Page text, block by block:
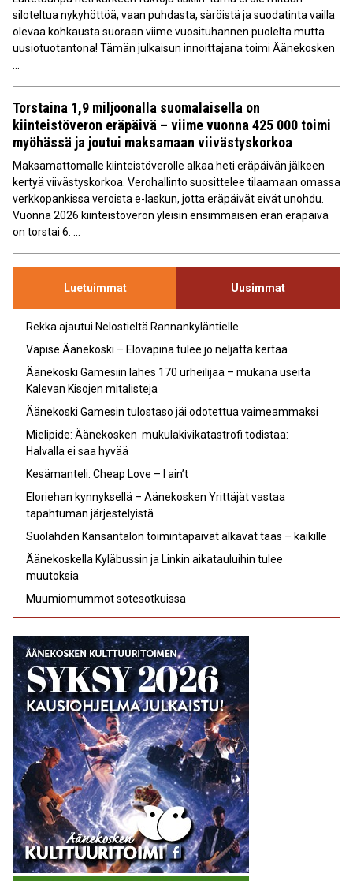
siloteltua nykyhöttöä, vaan puhdasta, säröistä ja suodatinta vailla
olevaa kohkausta suoraan viime vuosituhannen puolelta mutta
uusiotuotantona! Tämän julkaisun innoittajana toimi Äänekosken
...
Torstaina 1,9 miljoonalla suomalaisella on
kiinteistöveron eräpäivä – viime vuonna 425 000 toimi
myöhässä ja joutui maksamaan viivästyskorkoa
Maksamattomalle kiinteistöverolle alkaa heti eräpäivän jälkeen
kertyä viivästyskorkoa. Verohallinto suosittelee tilaamaan omassa
verkkopankissa veroista e-laskun, jotta eräpäivät eivät unohdu.
Vuonna 2026 kiinteistöveron yleisin ensimmäisen erän eräpäivä
on torstai 6. ...
Luetuimmat Uusimmat
Rekka ajautui Nelostieltä Rannankyläntielle
Vapise Äänekoski – Elovapina tulee jo neljättä kertaa
Äänekoski Gamesiin lähes 170 urheilijaa – mukana useita
Kalevan Kisojen mitalisteja
Äänekoski Gamesin tulostaso jäi odotettua vaimeammaksi
Mielipide: Äänekosken mukulakivikatastrofi todistaa:
Halvalla ei saa hyvää
Kesämanteli: Cheap Love – I ain’t
Eloriehan kynnyksellä – Äänekosken Yrittäjät vastaa
tapahtuman järjestelyistä
Suolahden Kansantalon toimintapäivät alkavat taas – kaikille
Äänekoskella Kyläbussin ja Linkin aikatauluihin tulee
muutoksia
Muumiomummot sotesotkuissa